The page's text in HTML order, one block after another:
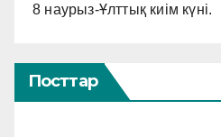
8 наурыз-Ұлттық киім күні.
Посттар